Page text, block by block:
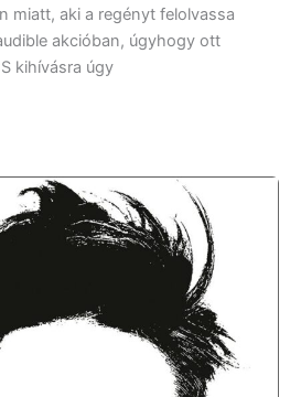
miatt, aki a regényt felolvassa
akcióban, úgyhogy ott
kihívásra úgy